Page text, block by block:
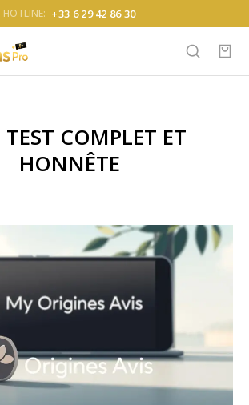
HOTLINE: +33 6 29 42 86 30
COMPLET ET
HONNÊTE